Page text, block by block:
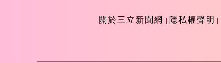
關於三立新聞網 隱私權聲明